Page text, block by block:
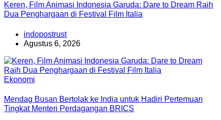
Keren, Film Animasi Indonesia Garuda: Dare to Dream Raih
Dua Penghargaan di Festival Film Italia
indopostrust
Agustus 6, 2026
Ekonomi
Mendag Busan Bertolak ke India untuk Hadiri Pertemuan
Tingkat Menteri Perdagangan BRICS